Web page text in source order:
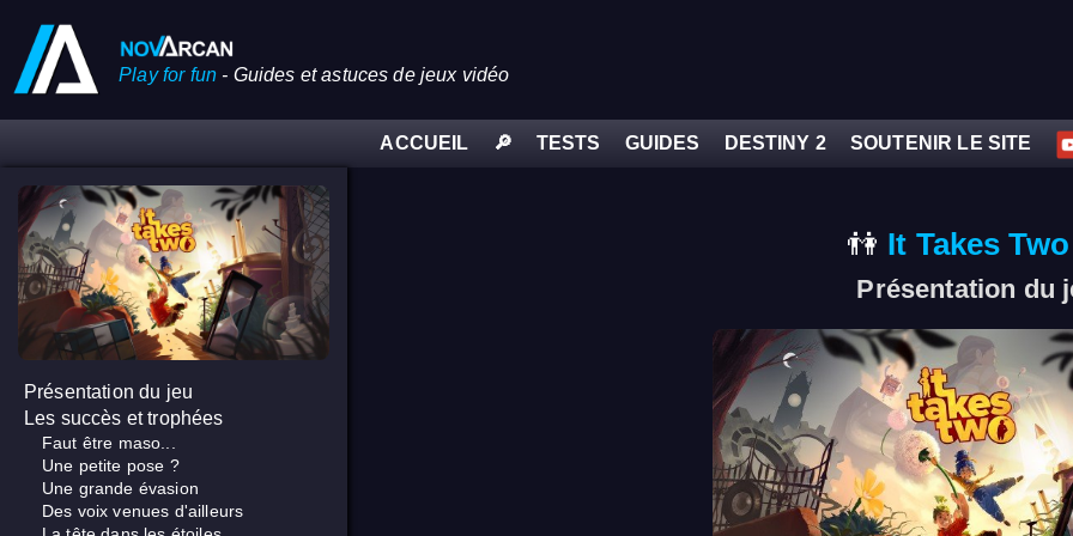
Play for fun - Guides et astuces de jeux vidéo
ACCUEIL 🔎 TESTS GUIDES DESTINY 2 SOUTENIR LE SITE
Présentation du jeu
Les succès et trophées
Faut être maso...
Une petite pose ?
Une grande évasion
Des voix venues d'ailleurs
It Takes Two
Présentation du